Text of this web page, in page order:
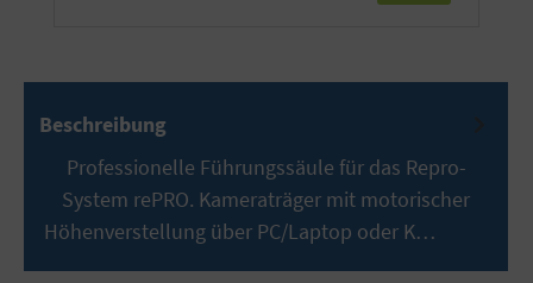
Beschreibung
Professionelle Führungssäule für das Repro-
System rePRO. Kameraträger mit motorischer
Höhenverstellung über PC/Laptop oder K…